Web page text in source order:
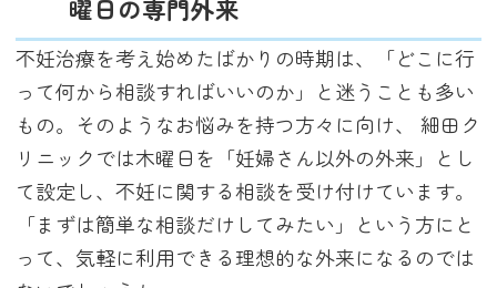
曜日の専門外来
不妊治療を考え始めたばかりの時期は、「どこに行
って何から相談すればいいのか」と迷うことも多い
もの。そのようなお悩みを持つ方々に向け、 細田ク
リニックでは木曜日を「妊婦さん以外の外来」とし
て設定し、不妊に関する相談を受け付けています。
「まずは簡単な相談だけしてみたい」という方にと
って、気軽に利用できる理想的な外来になるのでは